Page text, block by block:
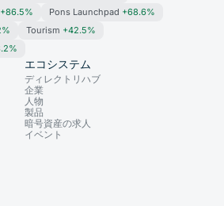
+86.5% Pons Launchpad +68.6%
Tourism +42.5%
エコシステム
ディレクトリハブ
企業
人物
製品
暗号資産の求人
イベント